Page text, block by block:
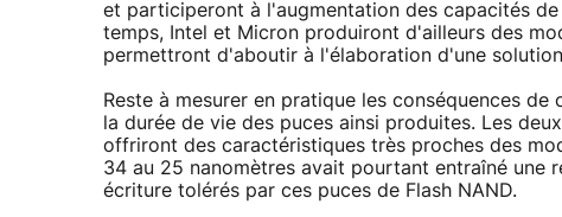
et participeront à l'augmentation des capacités
temps, Intel et Micron produiront d'ailleurs des
permettront d'aboutir à l'élaboration d'une solution
Reste à mesurer en pratique les conséquences
la durée de vie des puces ainsi produites. Les
offriront des caractéristiques très proches des
34 au 25 nanomètres avait pourtant entraîné
écriture tolérés par ces puces de Flash NAND.